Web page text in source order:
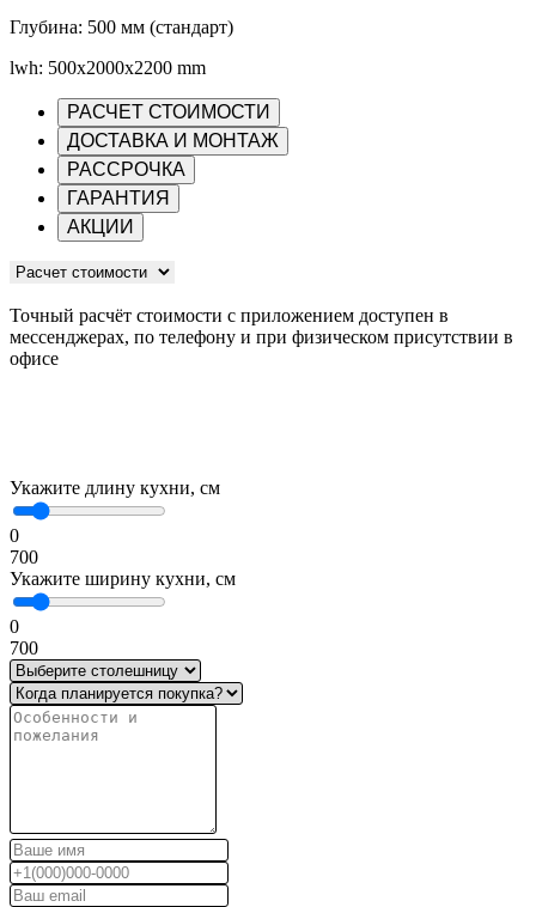
Глубина: 500 мм (стандарт)
lwh: 500x2000x2200 mm
РАСЧЕТ СТОИМОСТИ
ДОСТАВКА И МОНТАЖ
РАССРОЧКА
ГАРАНТИЯ
АКЦИИ
Точный расчёт стоимости с приложением доступен в
мессенджерах, по телефону и при физическом присутствии в
офисе
Укажите длину кухни, см
0
700
Укажите ширину кухни, см
0
700